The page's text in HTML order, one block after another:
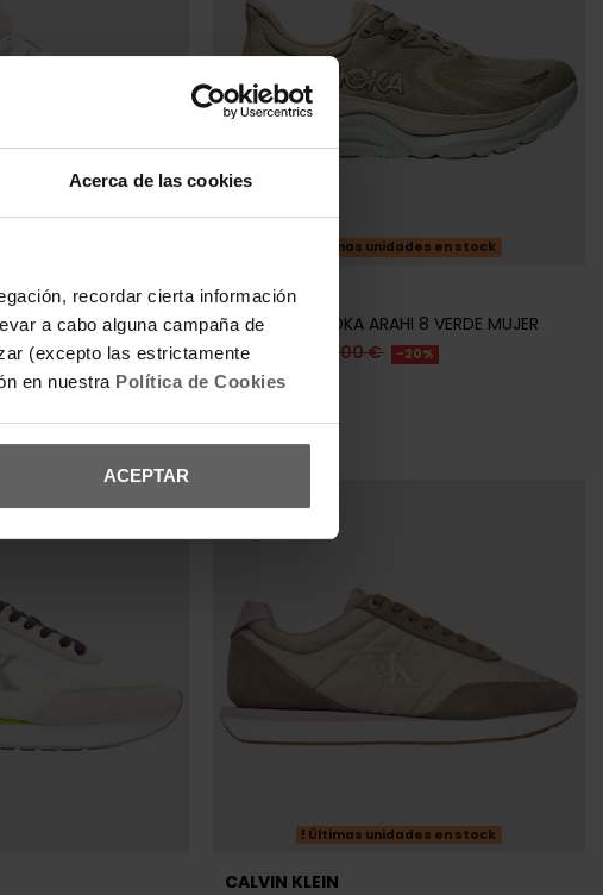
Acerca de las cookies
recordar cierta información
a cabo alguna campaña de
(excepto las estrictamente
en nuestra Política de Cookies
ACEPTAR
BEIGE HOMBRE
Últimas unidades en stock
HOKA
ZAPATILLAS HOKA ARAHI 8 VERDE MUJER
127,20 €
159,00 € -20%
REBAJAS+
Últimas unidades en stock
CALVIN KLEIN